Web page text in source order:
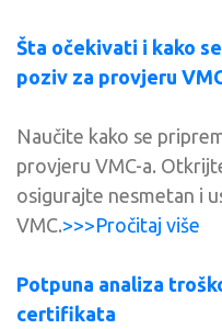
Šta očekivati ​​i kako
poziv za provjeru
Naučite kako se
provjeru VMC-a.
osigurajte nesmetan i
VMC.>>>Pročitaj više
Potpuna analiza
certifikata